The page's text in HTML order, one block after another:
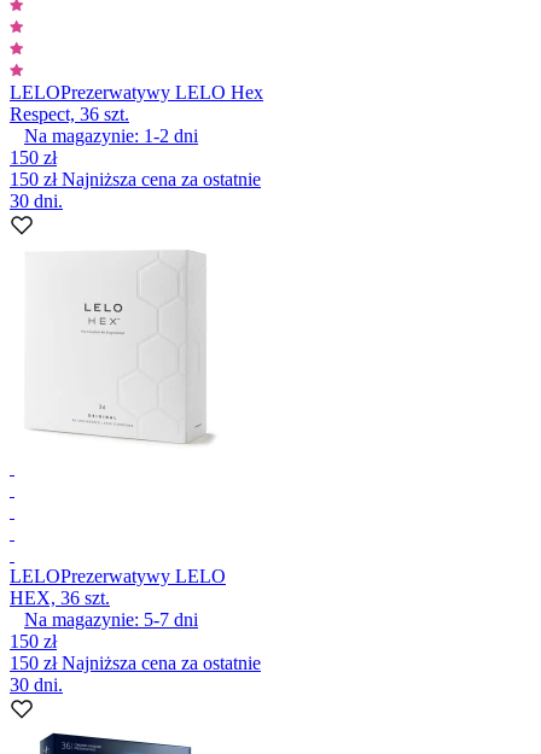
LELOPrezerwatywy LELO Hex
Respect, 36 szt.
Na magazynie: 1-2 dni
150 zł
150 złNajniższa cena za ostatnie
30 dni.
LELOPrezerwatywy LELO
HEX, 36 szt.
Na magazynie: 5-7 dni
150 zł
150 złNajniższa cena za ostatnie
30 dni.